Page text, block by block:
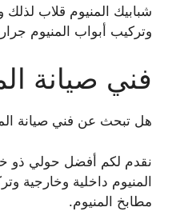
شبابيك المنيوم قلاب لذلك
وتركيب أبواب المنيوم
فني صيانة
هل تبحث عن فني صيانة
نقدم لكم أفضل حولي ذو
المنيوم داخلية وخارجية
مطابخ المنيوم.